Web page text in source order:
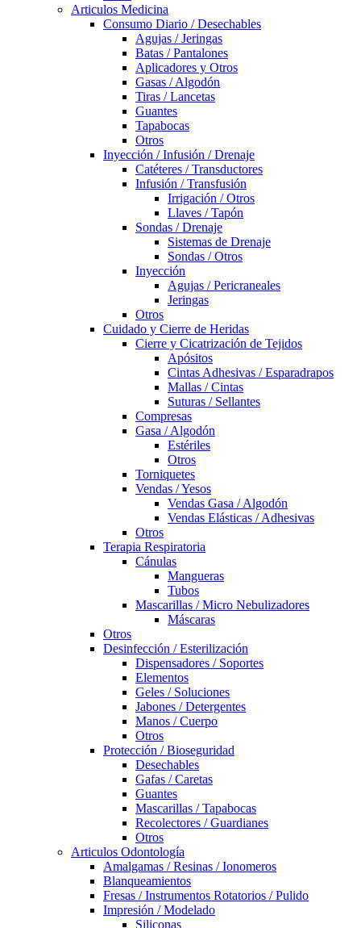
Articulos Medicina
Consumo Diario / Desechables
Agujas / Jeringas
Batas / Pantalones
Aplicadores y Otros
Gasas / Algodón
Tiras / Lancetas
Guantes
Tapabocas
Otros
Inyección / Infusión / Drenaje
Catéteres / Transductores
Infusión / Transfusión
Irrigación / Otros
Llaves / Tapón
Sondas / Drenaje
Sistemas de Drenaje
Sondas / Otros
Inyección
Agujas / Pericraneales
Jeringas
Otros
Cuidado y Cierre de Heridas
Cierre y Cicatrización de Tejidos
Apósitos
Cintas Adhesivas / Esparadrapos
Mallas / Cintas
Suturas / Sellantes
Compresas
Gasa / Algodón
Estériles
Otros
Torniquetes
Vendas / Yesos
Vendas Gasa / Algodón
Vendas Elásticas / Adhesivas
Otros
Terapia Respiratoria
Cánulas
Mangueras
Tubos
Mascarillas / Micro Nebulizadores
Máscaras
Otros
Desinfección / Esterilización
Dispensadores / Soportes
Elementos
Geles / Soluciones
Jabones / Detergentes
Manos / Cuerpo
Otros
Protección / Bioseguridad
Desechables
Gafas / Caretas
Guantes
Mascarillas / Tapabocas
Recolectores / Guardianes
Otros
Articulos Odontología
Amalgamas / Resinas / Ionomeros
Blanqueamientos
Fresas / Instrumentos Rotatorios / Pulido
Impresión / Modelado
Siliconas